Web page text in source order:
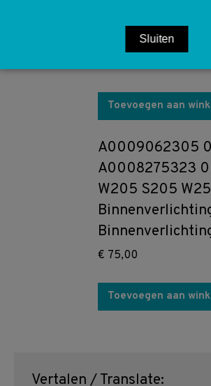
Toevoegen aan
A0009062305
A0008275323
W205 S205
€ 75,00
Toevoegen aan
Vertalen / Translate:
Sluiten